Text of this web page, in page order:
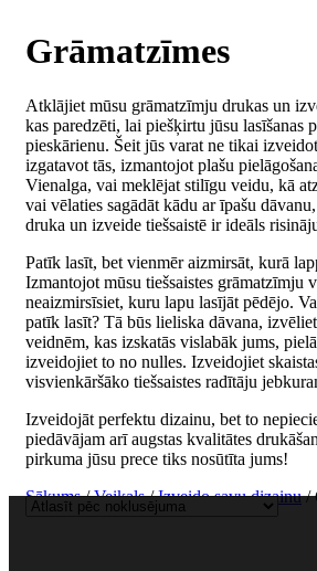
Grāmatzīmes
Atklājiet mūsu grāmatzīmju drukas un
kas paredzēti, lai piešķirtu jūsu lasīšanas
pieskārienu. Šeit jūs varat ne tikai
izgatavot tās, izmantojot plašu
Vienalga, vai meklējat stilīgu veidu, kā
vai vēlaties sagādāt kādu ar īpašu
druka un izveide tiešsaistē ir ideāls
Patīk lasīt, bet vienmēr aizmirsāt, kurā
Izmantojot mūsu tiešsaistes grāmatzīmju
neaizmirsīsiet, kuru lapu lasījāt pēdējo.
patīk lasīt? Tā būs lieliska dāvana,
veidnēm, kas izskatās vislabāk jums,
izveidojiet to no nulles. Izveidojiet
visvienkāršāko tiešsaistes radītāju
Izveidojāt perfektu dizainu, bet to
piedāvājam arī augstas kvalitātes
pirkuma jūsu prece tiks nosūtīta jums!
Sākums/Veikals/Izveido savu dizainu/